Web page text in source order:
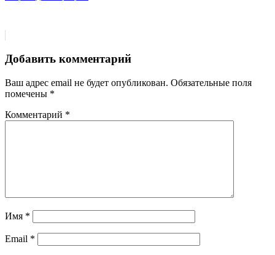
Добавить комментарий
Ваш адрес email не будет опубликован. Обязательные поля
помечены *
Комментарий *
Имя *
Email *